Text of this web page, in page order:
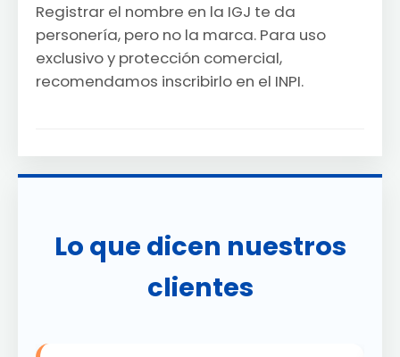
Registrar el nombre en la IGJ te da
personería, pero no la marca. Para uso
exclusivo y protección comercial,
recomendamos inscribirlo en el INPI.
Lo que dicen nuestros
clientes